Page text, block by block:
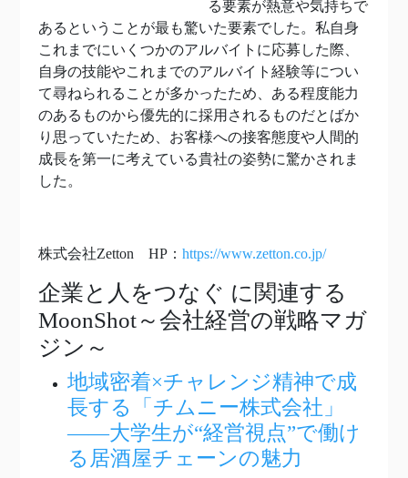
る要素が熱意や気持ちで
あるということが最も驚いた要素でした。私自身
これまでにいくつかのアルバイトに応募した際、
自身の技能やこれまでのアルバイト経験等につい
て尋ねられることが多かったため、ある程度能力
のあるものから優先的に採用されるものだとばか
り思っていたため、お客様への接客態度や人間的
成長を第一に考えている貴社の姿勢に驚かされま
した。
株式会社Zetton HP： https://www.zetton.co.jp/
企業と人をつなぐ に関連する
MoonShot～会社経営の戦略マガ
ジン～
地域密着×チャレンジ精神で成
長する「チムニー株式会社」
――大学生が“経営視点”で働け
る居酒屋チェーンの魅力